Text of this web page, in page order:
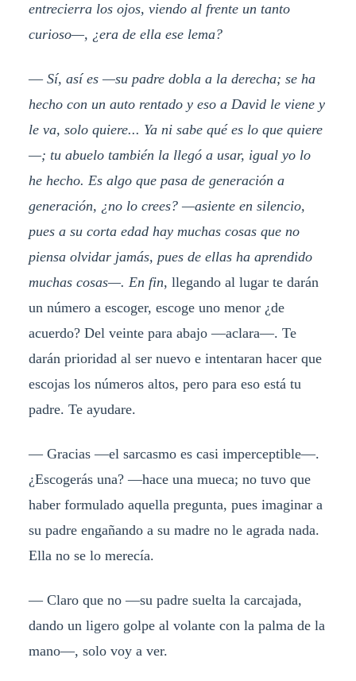
entrecierra los ojos, viendo al frente un tanto
curioso—, ¿era de ella ese lema?
— Sí, así es —su padre dobla a la derecha; se ha
hecho con un auto rentado y eso a David le viene y
le va, solo quiere... Ya ni sabe qué es lo que quiere
—; tu abuelo también la llegó a usar, igual yo lo
he hecho. Es algo que pasa de generación a
generación, ¿no lo crees? —asiente en silencio,
pues a su corta edad hay muchas cosas que no
piensa olvidar jamás, pues de ellas ha aprendido
muchas cosas—. En fin, llegando al lugar te darán
un número a escoger, escoge uno menor ¿de
acuerdo? Del veinte para abajo —aclara—. Te
darán prioridad al ser nuevo e intentaran hacer que
escojas los números altos, pero para eso está tu
padre. Te ayudare.
— Gracias —el sarcasmo es casi imperceptible—.
¿Escogerás una? —hace una mueca; no tuvo que
haber formulado aquella pregunta, pues imaginar a
su padre engañando a su madre no le agrada nada.
Ella no se lo merecía.
— Claro que no —su padre suelta la carcajada,
dando un ligero golpe al volante con la palma de la
mano—, solo voy a ver.